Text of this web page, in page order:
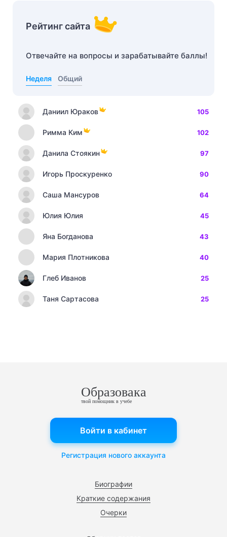
Рейтинг сайта
Отвечайте на вопросы и зарабатывайте баллы!
Неделя Общий
Даниил Юраков 105
Римма Ким 102
Данила Стоякин 97
Игорь Проскуренко 90
Саша Мансуров 64
Юлия Юлия 45
Яна Богданова 43
Мария Плотникова 40
Глеб Иванов 25
Таня Сартасова 25
Образовака
твой помощник в учебе
Биографии
Краткие содержания
Очерки
Войти в кабинет
Регистрация нового аккаунта